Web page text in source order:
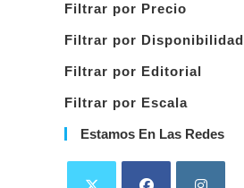
categoría
Filtrar por Precio
Filtrar por Disponibilidad
Filtrar por Editorial
Filtrar por Escala
Estamos En Las Redes